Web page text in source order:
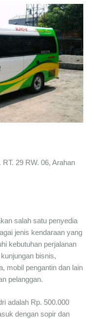
29 RW. 06, Arahan
salah satu penyedia
jenis kendaraan yang
kebutuhan perjalanan
bisnis,
mobil pengantin dan lain
pelanggan.
adalah Rp. 500.000
dengan sopir dan